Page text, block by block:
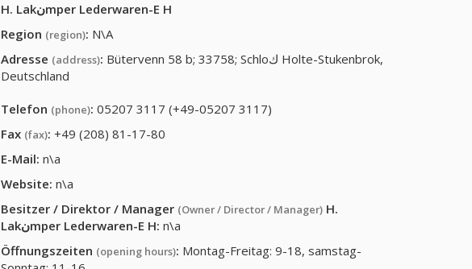
H. Lakنmper Lederwaren-E H
Region (region): N\A
Adresse (address): Bütervenn 58 b; 33758; Schloك Holte-Stukenbrok,
Deutschland
Telefon (phone): 05207 3117 (+49-05207 3117)
Fax (fax): +49 (208) 81-17-80
E-Mail: n\a
Website: n\a
Besitzer / Direktor / Manager (Owner / Director / Manager) H.
Lakنmper Lederwaren-E H: n\a
Öffnungszeiten (opening hours): Montag-Freitag: 9-18, samstag-